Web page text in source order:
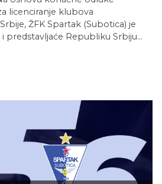
licenciranje klubova
ŽFK Spartak (Subotica) je
predstavljaće Republiku Srbiju…